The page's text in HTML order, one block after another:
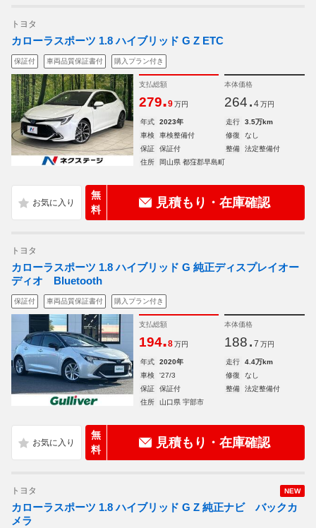
トヨタ
カローラスポーツ 1.8 ハイブリッド G Z ETC
保証付 車両品質保証書付 購入プラン付き
支払総額
279.9 万円
本体価格
264. 4 万円
年式 2023年 走行
3.5万km
車検
車検整備付 修復
なし
保証
保証付 整備
法定整備付
住所
岡山県 都窪郡早島町
無
料
見積もり・在庫確認
トヨタ
カローラスポーツ 1.8 ハイブリッド G 純正ディスプレイオー
ディオ Bluetooth
保証付 車両品質保証書付 購入プラン付き
支払総額
194.8 万円
本体価格
188. 7 万円
年式 2020年 走行
4.4万km
車検
'27/3 修復
なし
保証
保証付 整備
法定整備付
住所
山口県 宇部市
無
料
見積もり・在庫確認
NEW
トヨタ
カローラスポーツ 1.8 ハイブリッド G Z 純正ナビ バックカ
メラ